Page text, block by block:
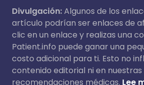
Divulgación:Algunos de los
artículo podrían ser enlaces de
clic en un enlace y realizas una
Patient.info puede ganar una
costo adicional para ti. Esto no
contenido editorial ni en nuestras
recomendaciones médicas. Lee